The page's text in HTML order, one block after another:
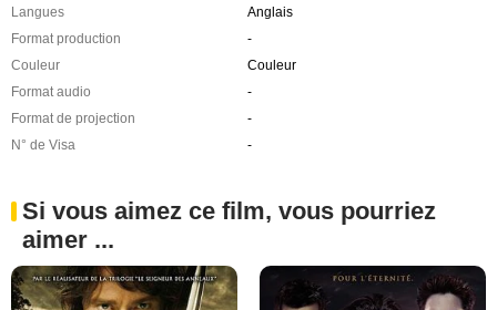
Langues
Anglais
Format production
-
Couleur
Couleur
Format audio
-
Format de projection
-
N° de Visa
-
Si vous aimez ce film, vous pourriez
aimer ...